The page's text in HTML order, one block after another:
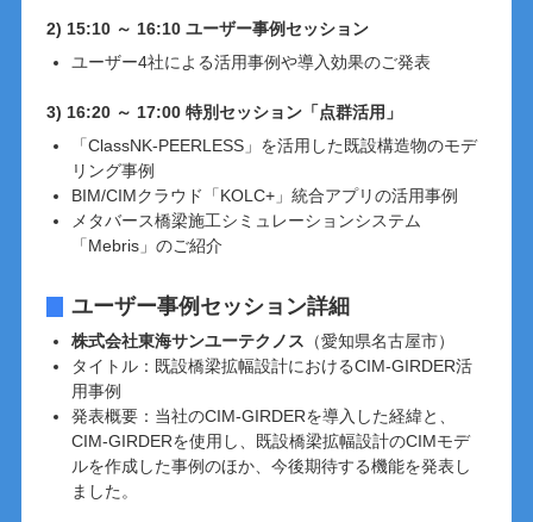
2) 15:10 ～ 16:10ユーザー事例セッション
ユーザー4社による活用事例や導入効果のご発表
3) 16:20 ～ 17:00特別セッション「点群活用」
「ClassNK-PEERLESS」を活用した既設構造物のモデ
リング事例
BIM/CIMクラウド「KOLC+」統合アプリの活用事例
メタバース橋梁施工シミュレーションシステム
「Mebris」のご紹介
ユーザー事例セッション詳細
株式会社東海サンユーテクノス （愛知県名古屋市）
タイトル：既設橋梁拡幅設計におけるCIM-GIRDER活
用事例
発表概要：当社のCIM-GIRDERを導入した経緯と、
CIM-GIRDERを使用し、既設橋梁拡幅設計のCIMモデ
ルを作成した事例のほか、今後期待する機能を発表し
ました。